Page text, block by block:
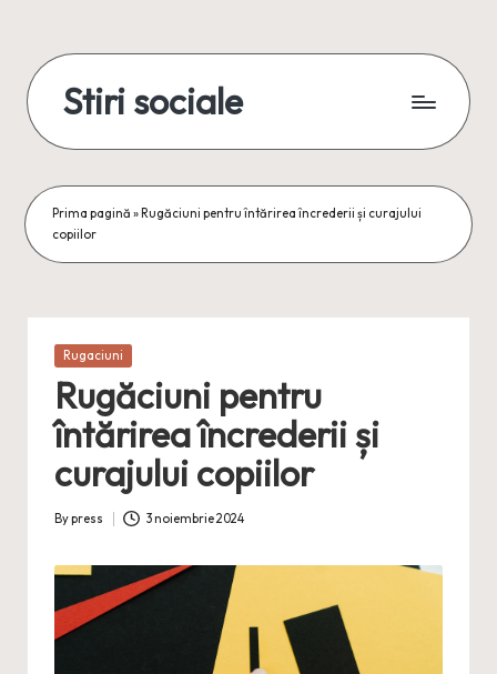
content
Stiri sociale
conexiuni
reale
Prima pagină » Rugăciuni pentru întărirea încrederii și curajului
copiilor
Posted
Rugaciuni
Rugăciuni pentru
întărirea încrederii și
curajului copiilor
Posted
Bypress 3 noiembrie 2024